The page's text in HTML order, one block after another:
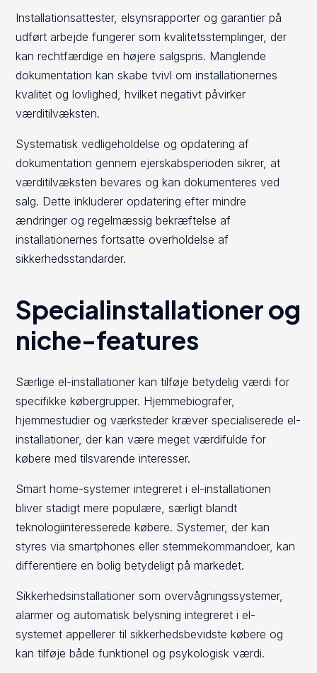
Installationsattester, elsynsrapporter og garantier på
udført arbejde fungerer som kvalitetsstemplinger, der
kan rechtfærdige en højere salgspris. Manglende
dokumentation kan skabe tvivl om installationernes
kvalitet og lovlighed, hvilket negativt påvirker
værditilvæksten.
Systematisk vedligeholdelse og opdatering af
dokumentation gennem ejerskabsperioden sikrer, at
værditilvæksten bevares og kan dokumenteres ved
salg. Dette inkluderer opdatering efter mindre
ændringer og regelmæssig bekræftelse af
installationernes fortsatte overholdelse af
sikkerhedsstandarder.
Specialinstallationer og
niche-features
Særlige el-installationer kan tilføje betydelig værdi for
specifikke købergrupper. Hjemmebiografer,
hjemmestudier og værksteder kræver specialiserede el-
installationer, der kan være meget værdifulde for
købere med tilsvarende interesser.
Smart home-systemer integreret i el-installationen
bliver stadigt mere populære, særligt blandt
teknologiinteresserede købere. Systemer, der kan
styres via smartphones eller stemmekommandoer, kan
differentiere en bolig betydeligt på markedet.
Sikkerhedsinstallationer som overvågningssystemer,
alarmer og automatisk belysning integreret i el-
systemet appellerer til sikkerhedsbevidste købere og
kan tilføje både funktionel og psykologisk værdi.